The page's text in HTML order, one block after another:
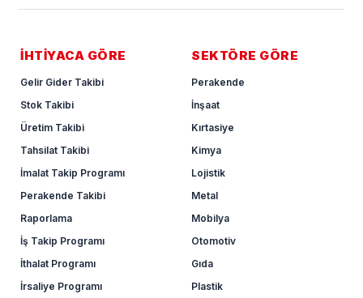
İHTİYACA GÖRE
Gelir Gider Takibi
Stok Takibi
Üretim Takibi
Tahsilat Takibi
İmalat Takip Programı
Perakende Takibi
Raporlama
İş Takip Programı
İthalat Programı
İrsaliye Programı
SEKTÖRE GÖRE
Perakende
İnşaat
Kırtasiye
Kimya
Lojistik
Metal
Mobilya
Otomotiv
Gıda
Plastik